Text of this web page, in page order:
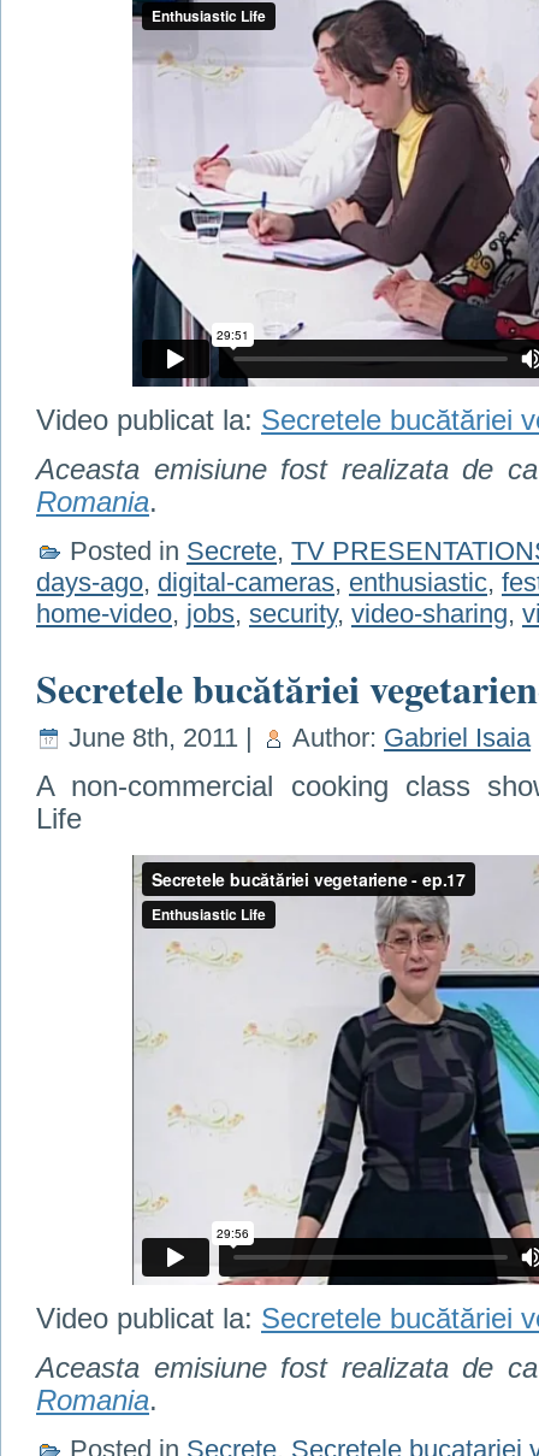
Video publicat la: Secretele bucătăriei
Aceasta emisiune fost realizata de
Romania.
Posted in Secrete, TV
days-ago, digital-cameras, enthusiastic,
home-video, jobs, security, video-sharing,
Secretele bucătăriei
June 8th, 2011 | Author: Gabriel Isaia
A non-commercial cooking class
Life
Video publicat la: Secretele bucătăriei
Aceasta emisiune fost realizata de
Romania.
Posted in Secrete, Secretele bucatariei